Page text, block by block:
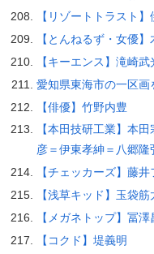
【リゾートトラスト
【とんねるず・女優
【キーエンス】滝崎
愛知県東海市の一区
【俳優】竹野内豊
【本田技研工業】本
彦＝伊東孝紳＝八郷隆
【チェッカーズ】藤井
【浅草キッド】玉袋筋
【メガネトップ】冨
【コクド】堤義明